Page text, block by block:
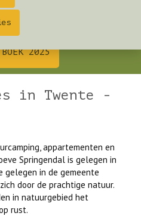
Ootmarsum (Overijssel)
2025
in Twente -
appartementen en
Springendal is gelegen in
gelegen in de gemeente
door de prachtige natuur.
in natuurgebied het
rust.